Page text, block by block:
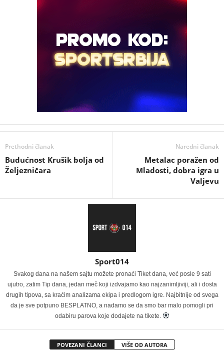
Prethodni članak
Budućnost Krušik bolja od
Željezničara
Naredni članak
Metalac poražen od
Mladosti, dobra igra u
Valjevu
Sport014
Svakog dana na našem sajtu možete pronaći Tiket dana, već posle 9 sati
ujutro, zatim Tip dana, jedan meč koji izdvajamo kao najzanimljiviji, ali i dosta
drugih tipova, sa kraćim analizama ekipa i predlogom igre. Najbitnije od svega
da je sve potpuno BESPLATNO, a nadamo se da smo bar malo pomogli pri
odabiru parova koje dodajete na tikete.
POVEZANI ČLANCI VIŠE OD AUTORA